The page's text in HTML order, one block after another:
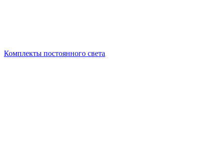
Комплекты постоянного света